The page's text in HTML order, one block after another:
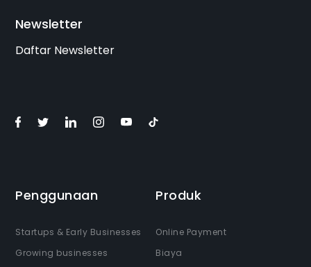
Newsletter
Daftar Newsletter
Penggunaan
Startups & Early Businesses
Growing businesses
Produk
Online Payment
Biaya